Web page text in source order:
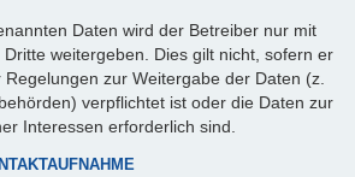
Daten wird der Betreiber nur mit
weitergeben. Dies gilt nicht, sofern er
zur Weitergabe der Daten (z.
verpflichtet ist oder die Daten zur
Interessen erforderlich sind.